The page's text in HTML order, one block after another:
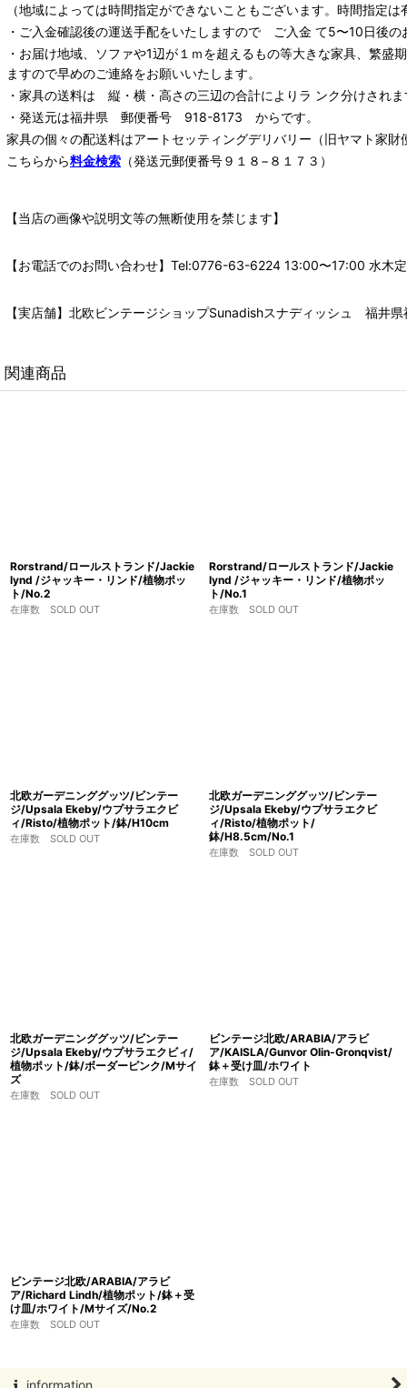
（地域によっては時間指定ができないこともございます。時間指定
・ご入金確認後の運送手配をいたしますので ご入金 て5〜10日後の
・お届け地域、ソファや1辺が１ｍを超えるもの等大きな家具、繁
ますので早めのご連絡をお願いいたします。
・家具の送料は 縦・横・高さの三辺の合計によりラ ンク分けされま
・発送元は福井県 郵便番号 918-8173 からです。
家具の個々の配送料はアートセッティングデリバリー （旧ヤマト家財
こちらから料金検索 （発送元郵便番号９１８−８１７３）
【当店の画像や説明文等の無断使用を禁じます】
【お電話でのお問い合わせ】Tel:0776-63-6224 13:00〜17:00 水木
【実店舗】北欧ビンテージショップSunadishスナディッシュ 福井
関連商品
Rorstrand/ロールストランド/Jackie
lynd /ジャッキー・リンド/植物ポッ
ト/No.2
在庫数 SOLD OUT
Rorstrand/ロールストランド/Jackie
lynd /ジャッキー・リンド/植物ポッ
ト/No.1
在庫数 SOLD OUT
北欧ガーデニンググッツ/ビンテー
ジ/Upsala Ekeby/ウプサラエクビ
ィ/Risto/植物ポット/鉢/H10cm
在庫数 SOLD OUT
北欧ガーデニンググッツ/ビンテー
ジ/Upsala Ekeby/ウプサラエクビ
ィ/Risto/植物ポット/
鉢/H8.5cm/No.1
在庫数 SOLD OUT
北欧ガーデニンググッツ/ビンテー
ジ/Upsala Ekeby/ウプサラエクビィ/
植物ポット/鉢/ボーダーピンク/Mサイ
ズ
在庫数 SOLD OUT
ビンテージ北欧/ARABIA/アラビ
ア/KAISLA/Gunvor Olin-Gronqvist/
鉢＋受け皿/ホワイト
在庫数 SOLD OUT
ビンテージ北欧/ARABIA/アラビ
ア/Richard Lindh/植物ポット/鉢＋受
け皿/ホワイト/Mサイズ/No.2
在庫数 SOLD OUT
information